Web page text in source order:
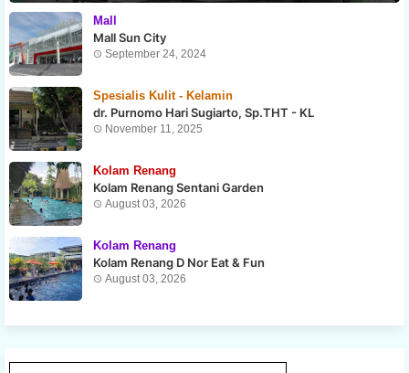
Mall
Mall Sun City
September 24, 2024
Spesialis Kulit - Kelamin
dr. Purnomo Hari Sugiarto, Sp.THT - KL
November 11, 2025
Kolam Renang
Kolam Renang Sentani Garden
August 03, 2026
Kolam Renang
Kolam Renang D Nor Eat & Fun
August 03, 2026